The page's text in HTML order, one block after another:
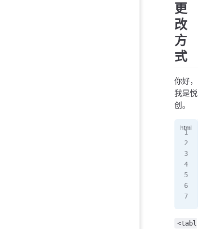
更
改
方
式
你好，
我是悦
创。
<tabl